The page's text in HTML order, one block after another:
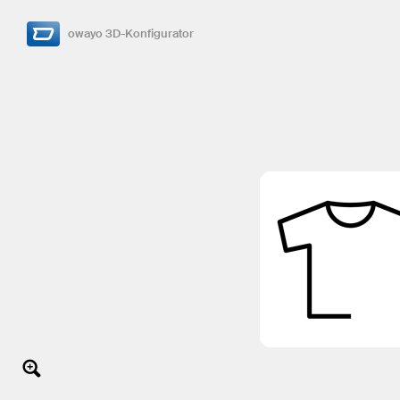
owayo 3D-Konfigurator